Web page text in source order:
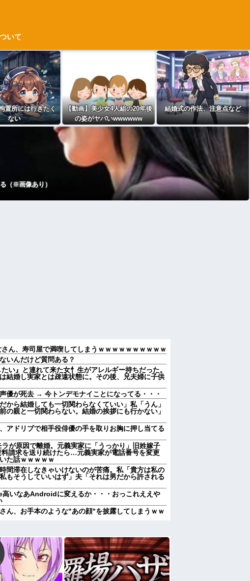
いて
置所には行きたく
ない
【動画】美少女4人組の20年後
の姿がヤバいwwwwww
結婚式の作法、注意点など
（※画像あり）
ん、寿司屋で満喫してしまうｗｗｗｗｗｗｗｗｗｗ
いんだけど質問ある？
たい』と連れて来た女忄生がアレルギー持ちだった。
結婚し実家とは疎遠状態に。その後、兄夫婦に子供
優が死去 → 今トンデモナイことになってる・・・
から結婚しても一切関わらなくていい」私「うん」
の親と一切関わらない。結婚の挨拶にも行かない」
アドリブで相手役俳優の手を取りお胸に押し当てる
が原因で離婚。元義実家に「うっかり」旧姓嫁子
請求を送り続けたら…元義実家が電話番号を変更
た話ｗｗｗｗｗ
間滞在しなきゃいけないのが苦痛。私「貴方は私の
もそうしていいはず」夫「それは男だから許される
高いなあAndroidに変えるか・・・おっこれええや
ん、お手本のような"あの顔"を披露してしまうｗｗ
元カノ！問い詰めると「記憶がない」と逃げ、私を
ープ＆おねだり三昧。浮気発覚後、我慢の限界で他
果ｗｗｗｗｗ
間滞在しなきゃいけないのが苦痛。私「貴方は私の
もそうしていいはず」夫「それは男だから許される